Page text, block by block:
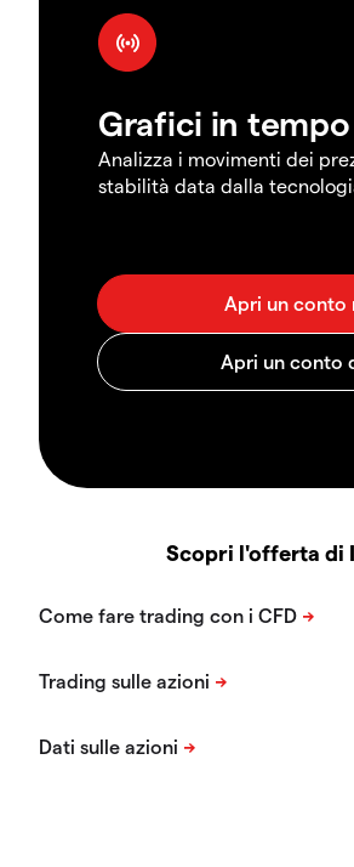
Grafici in
Analizza i movimenti dei
stabilità data dalla
Scopri l'offerta di